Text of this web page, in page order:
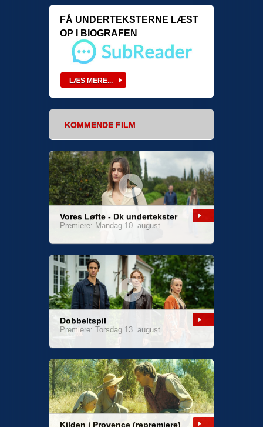
FÅ UNDERTEKSTERNE LÆST
OP I BIOGRAFEN
KOMMENDE FILM
Vores Løfte - Dk undertekster
Premiere: Mandag 10. august
Dobbeltspil
Premiere: Torsdag 13. august
Kilden i Provence (repremiere)